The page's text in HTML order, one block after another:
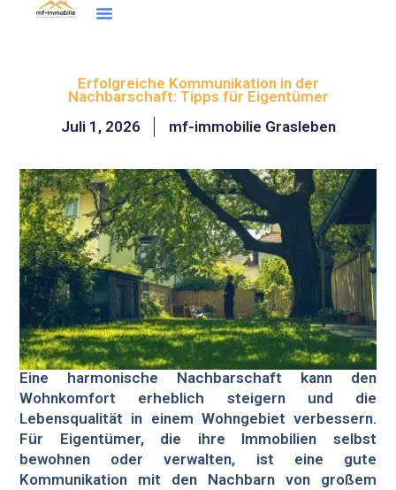
springen
Erfolgreiche Kommunikation in der
Nachbarschaft: Tipps für Eigentümer
Juli 1, 2026
mf-immobilie Grasleben
Eine harmonische Nachbarschaft kann den
Wohnkomfort erheblich steigern und die
Lebensqualität in einem Wohngebiet verbessern.
Für Eigentümer, die ihre Immobilien selbst
bewohnen oder verwalten, ist eine gute
Kommunikation mit den Nachbarn von großem